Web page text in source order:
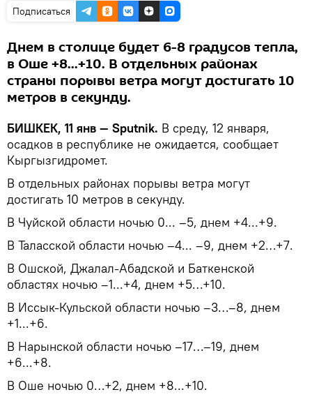
Подписаться
Днем в столице будет 6-8 градусов тепла,
в Оше +8...+10. В отдельных районах
страны порывы ветра могут достигать 10
метров в секунду.
БИШКЕК, 11 янв — Sputnik. В среду, 12 января,
осадков в республике не ожидается, сообщает
Кыргызгидромет.
В отдельных районах порывы ветра могут
достигать 10 метров в секунду.
В Чуйской области ночью 0... –5, днем +4...+9.
В Таласской области ночью –4... –9, днем +2…+7.
В Ошской, Джалал-Абадской и Баткенской
областях ночью –1...+4, днем +5…+10.
В Иссык-Кульской области ночью –3…–8, днем
+1...+6.
В Нарынской области ночью –17…–19, днем
+6...+8.
В Оше ночью 0…+2, днем +8...+10.